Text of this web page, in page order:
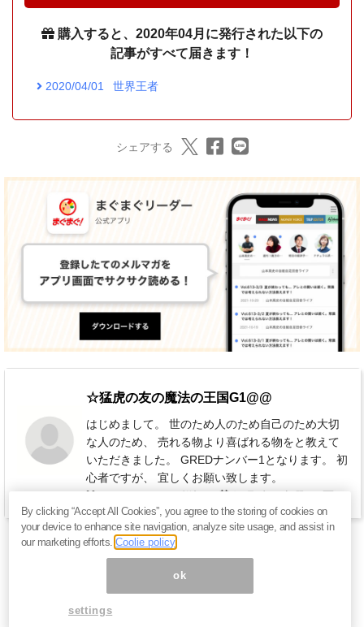
購入すると、2020年04月に発行された以下の
記事がすべて届きます！
2020/04/01 世界王者
シェアする
☆猛虎の友の魔法の王国G1@@
はじめまして。 世のため人のため自己のため大切
な人のため、 売れる物より喜ばれる物をと教えて
いただきました。 GREDナンバー1となります。 初
心者ですが、 宜しくお願い致します。
By clicking “Accept All Cookies”, you agree to the storing of cookies on
your device to enhance site navigation, analyze site usage, and assist in
our marketing efforts.Coolie policy
ok
settings